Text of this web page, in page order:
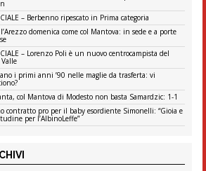
– Berbenno ripescato in Prima categoria
domenica come col Mantova: in sede e a porte
– Lorenzo Poli è un nuovo centrocampista del
i primi anni ’90 nelle maglie da trasferta: vi
col Mantova di Modesto non basta Samardzic: 1-1
contratto pro per il baby esordiente Simonelli: “Gioia e
per l’AlbinoLeffe”